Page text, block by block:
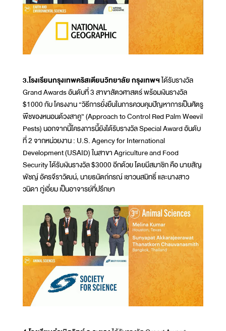
3.โรงเรียนกรุงเทพคริสเตียนวิทยาลัย กรุงเทพฯได้รับรางวัล
Grand Awards อันดับที่ 3 สาขาสัตวศาสตร์ พร้อมเงินรางวัล
$1000 กับ โครงงาน “วิธีการยั่งยืนในการควบคุมปัญหาการเป็นศัตรู
พืชของหนอนด้วงสาคู” (Approach to Control Red Palm Weevil
Pests) นอกจากนี้โครงการนี้ยังได้รับรางวัล Special Award อันดับ
ที่ 2 จากหน่วยงาน : U.S. Agency for International
Development (USAID) ในสาขา Agriculture and Food
Security ได้รับเงินรางวัล $3000 อีกด้วย โดยมีสมาชิก คือ นายสัญ
พัชญ์ อัครจีราวัฒน์, นายธนัตถ์กรณ์ เชาวนสมิทธิ์ และนางสาว
วนิดา ภู่เอี่ยม เป็นอาจารย์ที่ปรึกษา